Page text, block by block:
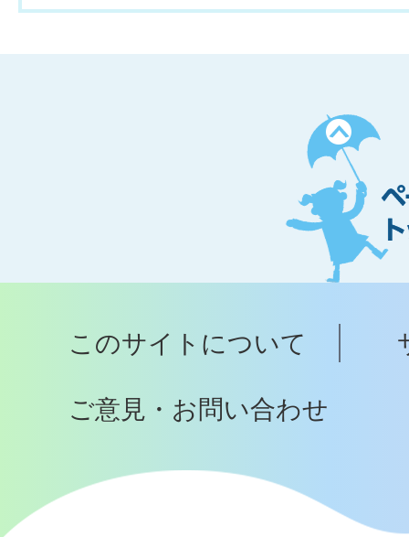
ペ
ー
ジ
ッ
へ
このサイトについて
ご意見・お問い合わせ